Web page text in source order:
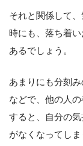
それと関係して
時にも、落ち着
あるでしょう。
あまりにも分刻
などで、他の人
すると、自分の
がなくなってしま